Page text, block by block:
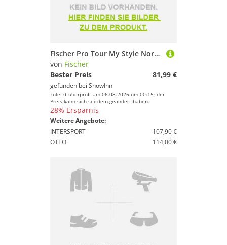
Fischer Pro Tour My Style Nordic Ski Boots Schwarz 26.25
von Fischer
Bester Preis
81,99 €
gefunden bei SnowInn
zuletzt überprüft am 06.08.2026 um 00:15; der
Preis kann sich seitdem geändert haben.
28% Ersparnis
Weitere Angebote:
INTERSPORT
107,90 €
OTTO
114,00 €